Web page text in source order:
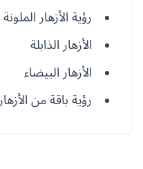
رؤية الأزهار الملونة
الأزهار الذابلة
الأزهار البيضاء
رؤية باقة من الأزهار